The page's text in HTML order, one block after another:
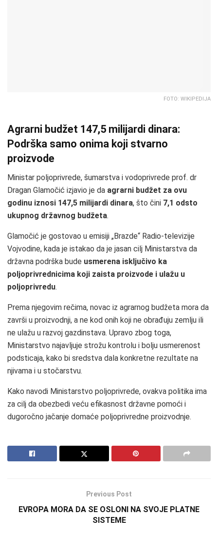
FOTO: WIKIPEDIJA
Agrarni budžet 147,5 milijardi dinara:
Podrška samo onima koji stvarno
proizvode
Ministar poljoprivrede, šumarstva i vodoprivrede prof. dr
Dragan Glamočić izjavio je da agrarni budžet za ovu
godinu iznosi 147,5 milijardi dinara, što čini 7,1 odsto
ukupnog državnog budžeta.
Glamočić je gostovao u emisiji „Brazde“ Radio-televizije
Vojvodine, kada je istakao da je jasan cilj Ministarstva da
državna podrška bude usmerena isključivo ka
poljoprivrednicima koji zaista proizvode i ulažu u
poljoprivredu.
Prema njegovim rečima, novac iz agrarnog budžeta mora da
završi u proizvodnji, a ne kod onih koji ne obrađuju zemlju ili
ne ulažu u razvoj gazdinstava. Upravo zbog toga,
Ministarstvo najavljuje strožu kontrolu i bolju usmerenost
podsticaja, kako bi sredstva dala konkretne rezultate na
njivama i u stočarstvu.
Kako navodi Ministarstvo poljoprivrede, ovakva politika ima
za cilj da obezbedi veću efikasnost državne pomoći i
dugoročno jačanje domaće poljoprivredne proizvodnje.
Previous Post
EVROPA MORA DA SE OSLONI NA SVOJE PLATNE
SISTEME